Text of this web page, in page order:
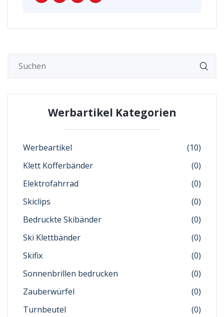
Werbartikel Kategorien
Werbeartikel
(10)
Klett Kofferbänder
(0)
Elektrofahrrad
(0)
Skiclips
(0)
Bedruckte Skibänder
(0)
Ski Klettbänder
(0)
Skifix
(0)
Sonnenbrillen bedrucken
(0)
Zauberwürfel
(0)
Turnbeutel
(0)